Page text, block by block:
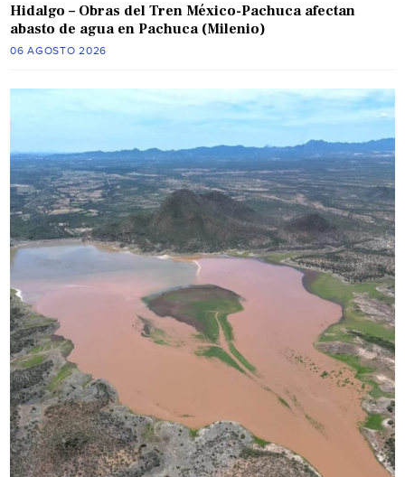
Hidalgo – Obras del Tren México-Pachuca afectan
abasto de agua en Pachuca (Milenio)
06 AGOSTO 2026